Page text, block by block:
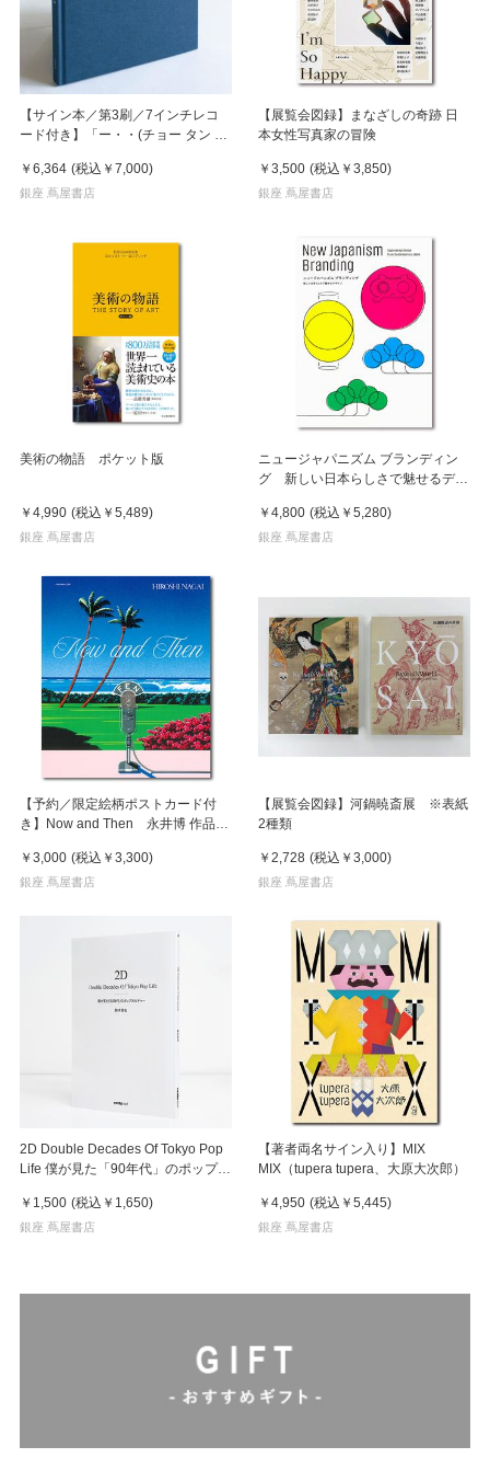
【サイン本／第3刷／7インチレコ
ード付き】「ー・・(チョー タン タ
￥6,364 (税込 ￥7,000)
銀座 蔦屋書店
【展覧会図録】まなざしの奇跡 日
本女性写真家の冒険
￥3,500 (税込 ￥3,850)
銀座 蔦屋書店
美術の物語 ポケット版
￥4,990 (税込 ￥5,489)
銀座 蔦屋書店
ニュージャパニズム ブランディン
グ 新しい日本らしさで魅せるデザ
￥4,800 (税込 ￥5,280)
銀座 蔦屋書店
【予約／限定絵柄ポストカード付
き】Now and Then 永井博 作品
￥3,000 (税込 ￥3,300)
銀座 蔦屋書店
【展覧会図録】河鍋暁斎展 ※表紙
2種類
￥2,728 (税込 ￥3,000)
銀座 蔦屋書店
2D Double Decades Of Tokyo Pop
Life 僕が見た「90年代」のポップカ
￥1,500 (税込 ￥1,650)
銀座 蔦屋書店
【著者両名サイン入り】MIX
MIX（tupera tupera、大原大次郎）
￥4,950 (税込 ￥5,445)
銀座 蔦屋書店